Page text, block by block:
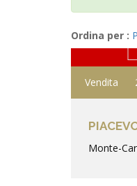
Ordina per :
Vendita
Monte-